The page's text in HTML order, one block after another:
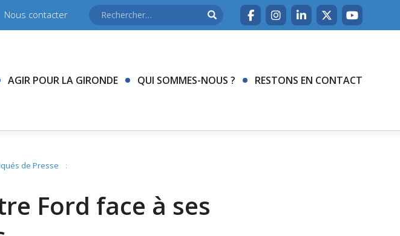
Nous contacter
AGIR POUR LA GIRONDE QUI SOMMES-NOUS ? RESTONS EN CONTACT
de Presse :
Ford face à ses